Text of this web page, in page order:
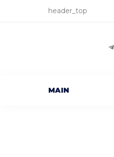
header_top
MAIN